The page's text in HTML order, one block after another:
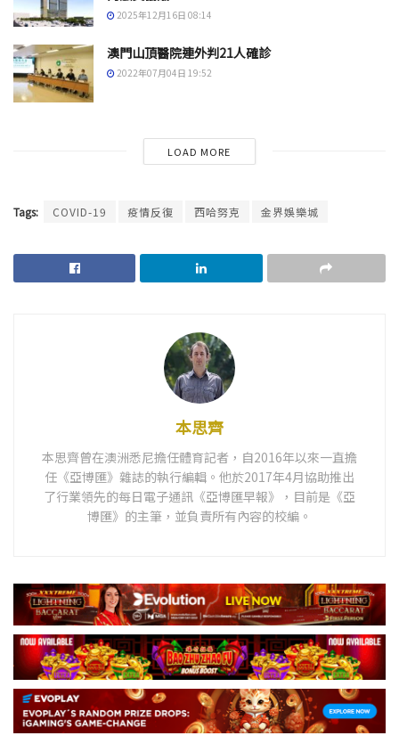
2025年12月16日 08:14
澳門山頂醫院連外判21人確診
2022年07月04日 19:52
LOAD MORE
Tags: COVID-19 疫情反復 西哈努克 金界娛樂城
本思齊
本思齊曾在澳洲悉尼擔任體育記者，自2016年以來一直擔
任《亞博匯》雜誌的執行編輯。他於2017年4月協助推出
了行業領先的每日電子通訊《亞博匯早報》，目前是《亞
博匯》的主筆，並負責所有內容的校編。